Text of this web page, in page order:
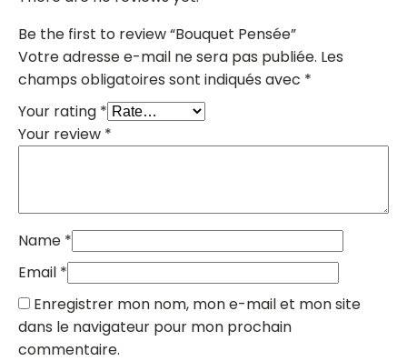
Be the first to review “Bouquet Pensée”
Votre adresse e-mail ne sera pas publiée. Les
champs obligatoires sont indiqués avec *
Your rating *
Your review *
Name *
Email *
Enregistrer mon nom, mon e-mail et mon site
dans le navigateur pour mon prochain
commentaire.